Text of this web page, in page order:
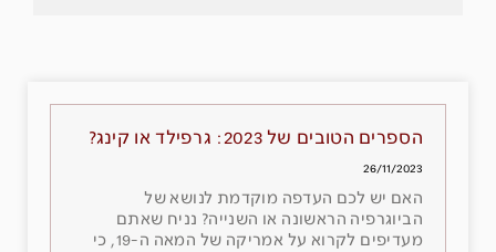
הספרים הטובים של 2023: גרפילד או קינג?
26/11/2023
האם יש לכם העדפה מוקדמת לנושא של
הביוגרפיה הראשונה או השנייה? נניח שאתם
מעדיפים לקרוא על אמריקה של המאה ה-19, כי